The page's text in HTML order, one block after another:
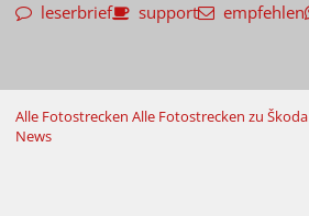
leserbrief support empfehlen
Alle Fotostrecken Alle Fotostrecken zu Škoda
News